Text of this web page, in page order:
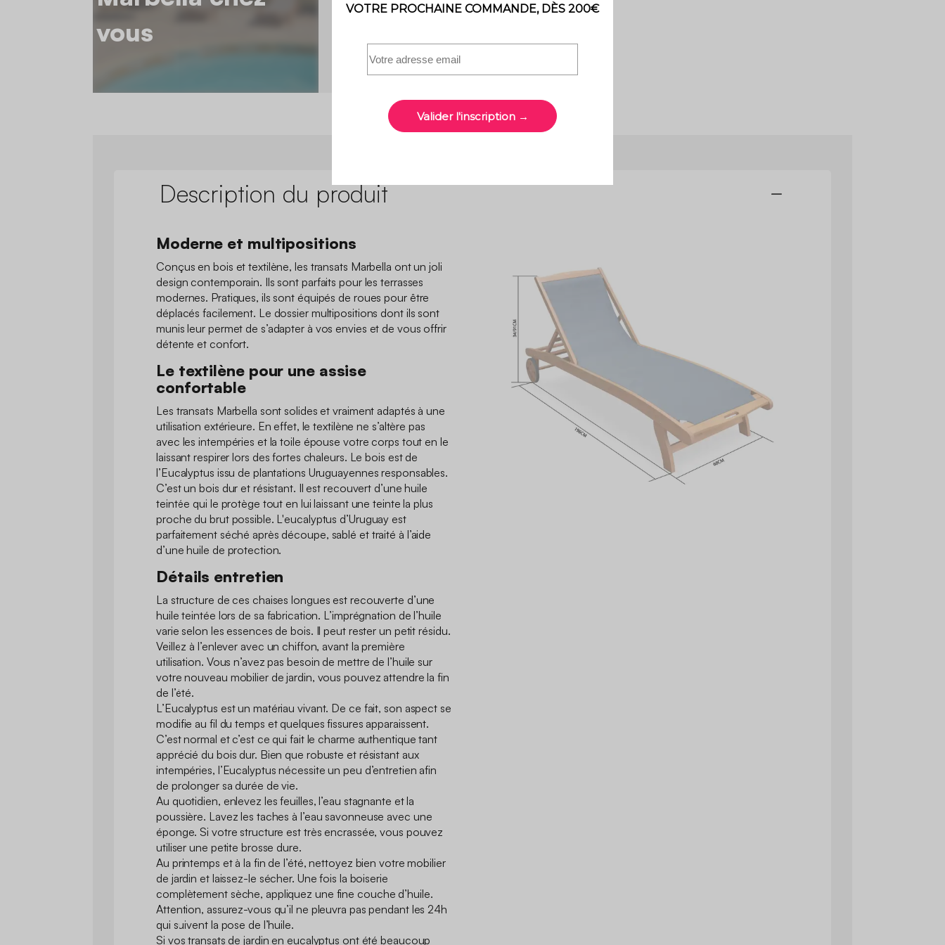
vous
Voir 9 photos clients
Description du produit
Moderne et multipositions
Conçus en bois et textilène, les transats Marbella ont un joli
design contemporain. Ils sont parfaits pour les terrasses
modernes. Pratiques, ils sont équipés de roues pour être
déplacés facilement. Le dossier multipositions dont ils sont
munis leur permet de s’adapter à vos envies et de vous offrir
détente et confort.
Le textilène pour une assise
confortable
Les transats Marbella sont solides et vraiment adaptés à une
utilisation extérieure. En effet, le textilène ne s’altère pas
avec les intempéries et la toile épouse votre corps tout en le
laissant respirer lors des fortes chaleurs. Le bois est de
l’Eucalyptus issu de plantations Uruguayennes responsables.
C’est un bois dur et résistant. Il est recouvert d’une huile
teintée qui le protège tout en lui laissant une teinte la plus
proche du brut possible. L'eucalyptus d’Uruguay est
parfaitement séché après découpe, sablé et traité à l’aide
d’une huile de protection.
Détails entretien
La structure de ces chaises longues est recouverte d’une
huile teintée lors de sa fabrication. L’imprégnation de l’huile
varie selon les essences de bois. Il peut rester un petit résidu.
Veillez à l’enlever avec un chiffon, avant la première
utilisation. Vous n’avez pas besoin de mettre de l’huile sur
votre nouveau mobilier de jardin, vous pouvez attendre la fin
de l’été.
L’Eucalyptus est un matériau vivant. De ce fait, son aspect se
modifie au fil du temps et quelques fissures apparaissent.
C’est normal et c’est ce qui fait le charme authentique tant
apprécié du bois dur. Bien que robuste et résistant aux
intempéries, l’Eucalyptus nécessite un peu d’entretien afin
de prolonger sa durée de vie.
Au quotidien, enlevez les feuilles, l’eau stagnante et la
poussière. Lavez les taches à l’eau savonneuse avec une
éponge. Si votre structure est très encrassée, vous pouvez
utiliser une petite brosse dure.
Au printemps et à la fin de l’été, nettoyez bien votre mobilier
de jardin et laissez-le sécher. Une fois la boiserie
complètement sèche, appliquez une fine couche d’huile.
Attention, assurez-vous qu’il ne pleuvra pas pendant les 24h
qui suivent la pose de l’huile.
Si vos transats de jardin en eucalyptus ont été beaucoup